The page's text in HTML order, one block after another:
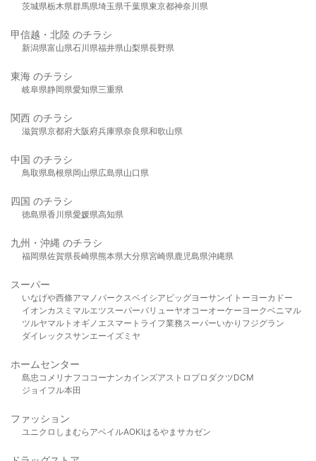
茨城県栃木県群馬県埼玉県千葉県東京都神奈川県
甲信越・北陸 のチラシ
新潟県富山県石川県福井県山梨県長野県
東海 のチラシ
岐阜県静岡県愛知県三重県
関西 のチラシ
滋賀県京都府大阪府兵庫県奈良県和歌山県
中国 のチラシ
鳥取県島根県岡山県広島県山口県
四国 のチラシ
徳島県香川県愛媛県高知県
九州・沖縄 のチラシ
福岡県佐賀県長崎県熊本県大分県宮崎県鹿児島県沖縄県
スーパー
いなげや西條アマノパークスベイシア ビッグヨーサンイトーヨーカドー
イオンカスミ マルエツスーパーバリューヤオコーオーケー ヨークベニマル
ツルヤマルト オギノ エスマート ライフ業務スーパーいかり フジグラン
ダイレックスサンエーイズミヤ
ホームセンター
島忠 コメリ ナフコ コーナンカインズアストロプロダクツDCM
ジョイフル本田
ファッション
ユニクロ しまむら アベイルAOKIはるやま サカゼン